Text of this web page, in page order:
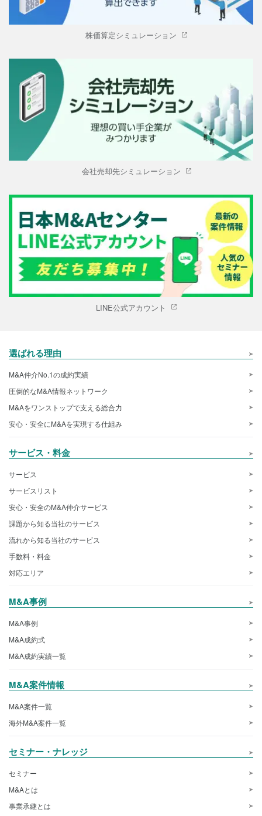
株価算定シミュレーション
会社売却先シミュレーション
LINE公式アカウント
選ばれる理由
M&A仲介No.1の成約実績
圧倒的なM&A情報ネットワーク
M&Aをワンストップで支える総合力
安心・安全にM&Aを実現する仕組み
サービス・料金
サービス
サービスリスト
安心・安全のM&A仲介サービス
課題から知る当社のサービス
流れから知る当社のサービス
手数料・料金
対応エリア
M&A事例
M&A事例
M&A成約式
M&A成約実績一覧
M&A案件情報
M&A案件一覧
海外M&A案件一覧
セミナー・ナレッジ
セミナー
M&Aとは
事業承継とは